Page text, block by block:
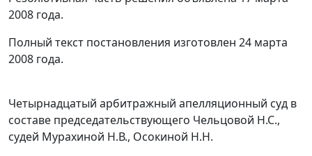
2008 года.
Полный текст постановления изготовлен 24 марта
2008 года.
Четырнадцатый арбитражный апелляционный суд в
составе председательствующего Чельцовой Н.С.,
судей Мурахиной Н.В., Осокиной Н.Н.